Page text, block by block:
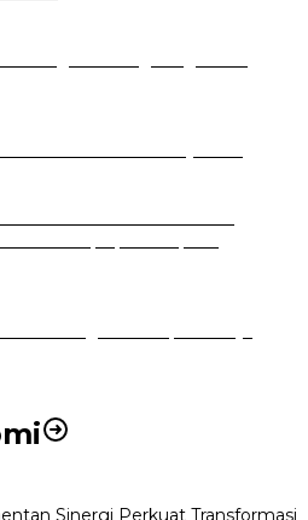
Sinergi Perkuat Transformasi